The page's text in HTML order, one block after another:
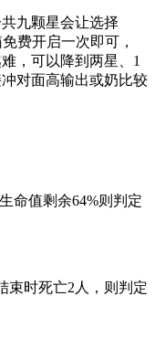
九颗星会让选择
费开启一次即可，
，可以降到两星、1
对面高输出或奶比较
命值剩余64%则判定
束时死亡2人，则判定